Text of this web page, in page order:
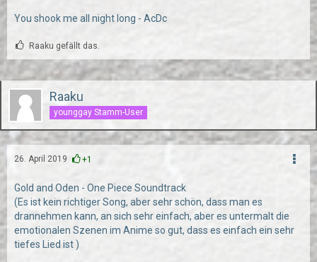
You shook me all night long - AcDc
Raaku gefällt das.
Raaku
younggay Stamm-User
26. April 2019 +1
Gold and Oden - One Piece Soundtrack
(Es ist kein richtiger Song, aber sehr schön, dass man es
drannehmen kann, an sich sehr einfach, aber es untermalt die
emotionalen Szenen im Anime so gut, dass es einfach ein sehr
tiefes Lied ist )